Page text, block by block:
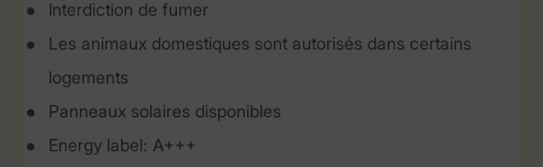
Interdiction de fumer
Les animaux domestiques sont autorisés dans certains
logements
Panneaux solaires disponibles
Energy label: A+++